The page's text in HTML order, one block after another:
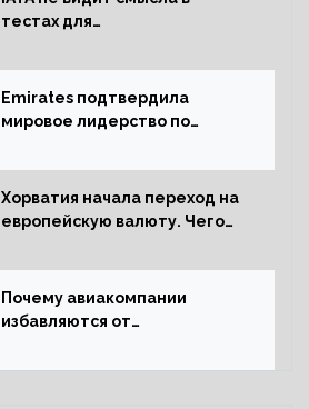
тестах для
Emirates подтвердила
мировое лидерство по
Хорватия начала переход на
европейскую валюту. Чего
Почему авиакомпании
избавляются от